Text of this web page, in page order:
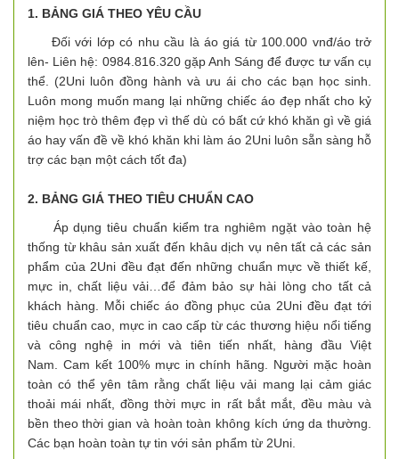
1. BẢNG GIÁ THEO YÊU CẦU
Đối với lớp có nhu cầu là áo giá từ 100.000 vnđ/áo trở
lên- Liên hệ: 0984.816.320 gặp Anh Sáng để được tư vấn cụ
thể. (2Uni luôn đồng hành và ưu ái cho các bạn học sinh.
Luôn mong muốn mang lại những chiếc áo đẹp nhất cho kỷ
niệm học trò thêm đẹp vì thế dù có bất cứ khó khăn gì về giá
áo hay vấn đề về khó khăn khi làm áo 2Uni luôn sẵn sàng hỗ
trợ các bạn một cách tốt đa)
2. BẢNG GIÁ THEO TIÊU CHUẨN CAO
Áp dụng tiêu chuẩn kiểm tra nghiêm ngặt vào toàn hệ
thống từ khâu sản xuất đến khâu dịch vụ nên tất cả các sản
phẩm của 2Uni đều đạt đến những chuẩn mực về thiết kế,
mực in, chất liệu vải…để đảm bảo sự hài lòng cho tất cả
khách hàng. Mỗi chiếc áo đồng phục của 2Uni đều đạt tới
tiêu chuẩn cao, mực in cao cấp từ các thương hiệu nổi tiếng
và công nghệ in mới và tiên tiến nhất, hàng đầu Việt
Nam. Cam kết 100% mực in chính hãng. Người mặc hoàn
toàn có thể yên tâm rằng chất liệu vải mang lại cảm giác
thoải mái nhất, đồng thời mực in rất bắt mắt, đều màu và
bền theo thời gian và hoàn toàn không kích ứng da thường.
Các bạn hoàn toàn tự tin với sản phẩm từ 2Uni.